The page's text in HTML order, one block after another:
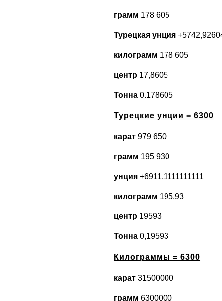
грамм 178 605
Турецкая унция
килограмм 178 605
центр 17,8605
Тонна 0.178605
Турецкие унции = 6300
карат 979 650
грамм 195 930
унция +6911,1111111111
килограмм 195,93
центр 19593
Тонна 0,19593
Килограммы = 6300
карат 31500000
грамм 6300000